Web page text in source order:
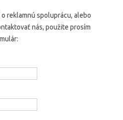
reklamnú spoluprácu, alebo
nás, použite prosím